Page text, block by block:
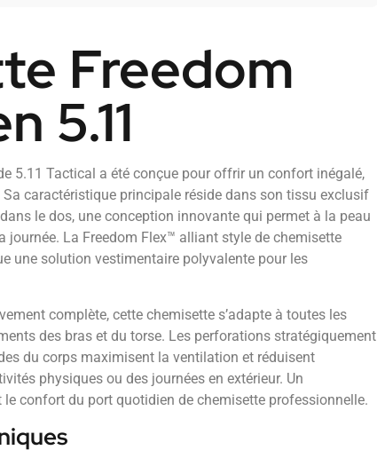
Freedom
5.11
5.11 Tactical a été conçue pour offrir un confort inégalé,
Sa caractéristique principale réside dans son tissu exclusif
le dos, une conception innovante qui permet à la peau
journée. La Freedom Flex™ alliant style de chemisette
une solution vestimentaire polyvalente pour les
complète, cette chemisette s’adapte à toutes les
des bras et du torse. Les perforations stratégiquement
du corps maximisent la ventilation et réduisent
physiques ou des journées en extérieur. Un
confort du port quotidien de chemisette professionnelle.